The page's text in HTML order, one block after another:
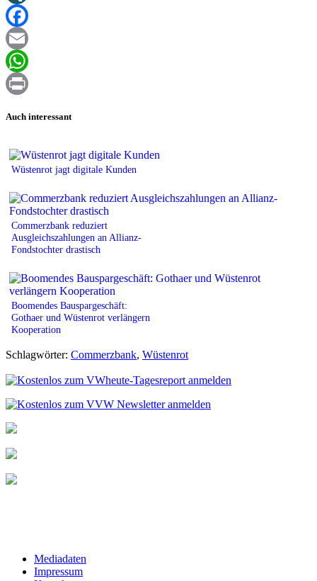
XING
Facebook
Email
WhatsApp
Auch interessant
Wüstenrot jagt digitale Kunden
Commerzbank reduziert
Ausgleichszahlungen an Allianz-
Fondstochter drastisch
Boomendes Bauspargeschäft:
Gothaer und Wüstenrot verlängern
Kooperation
Schlagwörter: Commerzbank, Wüstenrot
Mediadaten
Impressum